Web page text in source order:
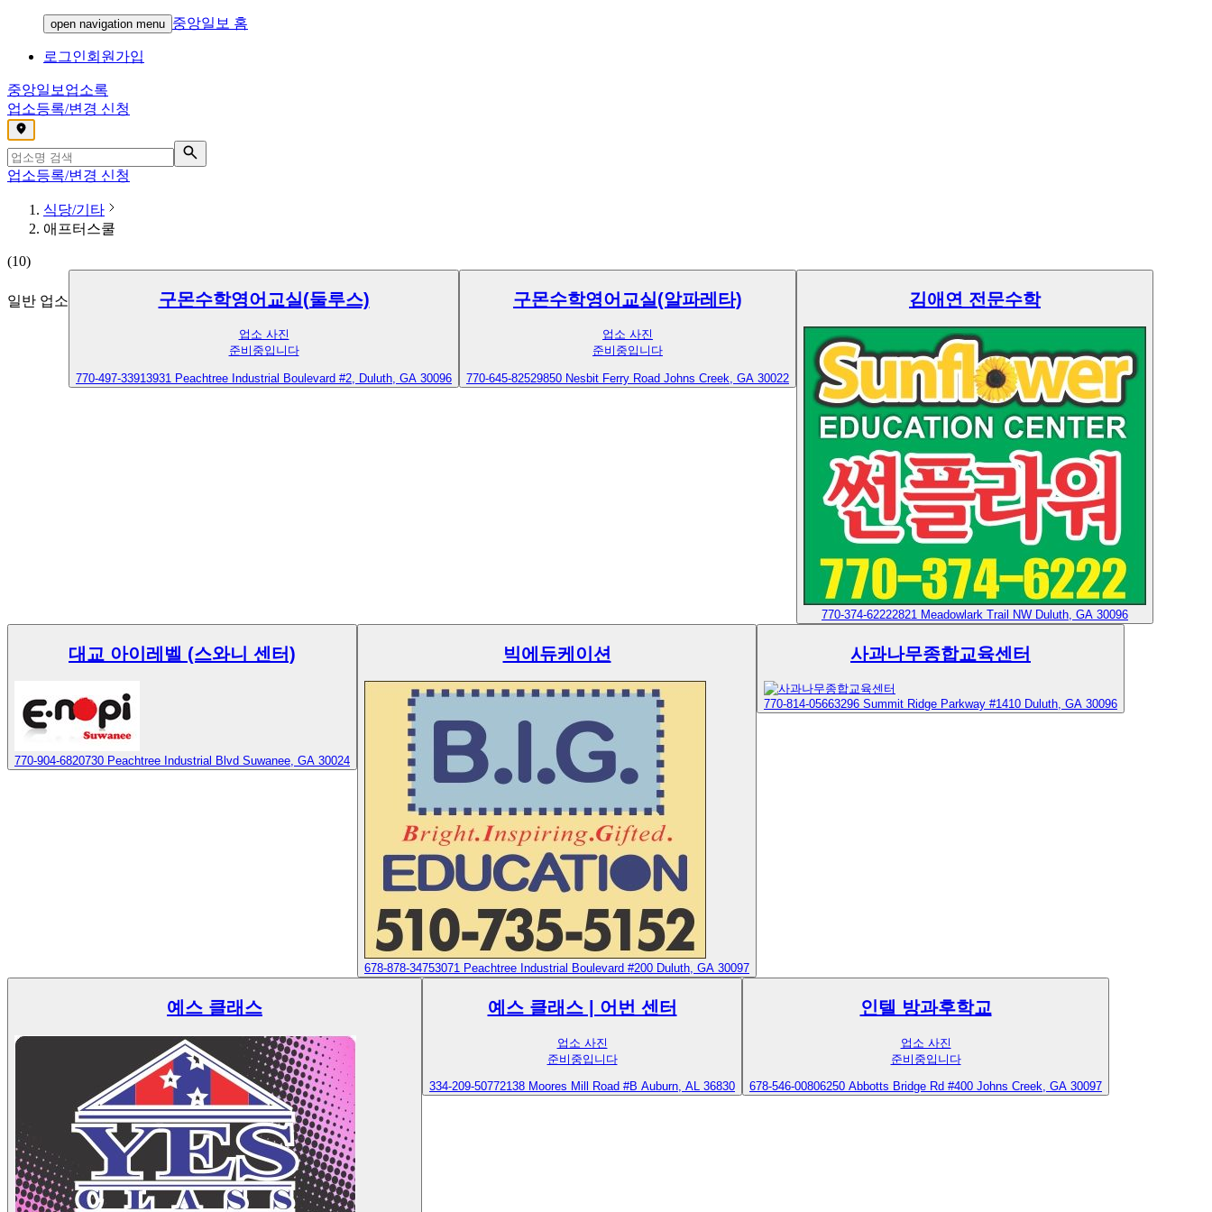
open navigation menu 중앙일보 홈
로그인회원가입
중앙일보 업소록
업소등록/변경 신청
,
업소등록/변경 신청
식당/기타
애프터스쿨
(10)
일반 업소 구몬수학영어교실(둘루스)
업소 사진
준비중입니다
770-497-33913931 Peachtree Industrial Boulevard #2, Duluth, GA 30096
구몬수학영어교실(알파레타)
업소 사진
준비중입니다
770-645-82529850 Nesbit Ferry Road Johns Creek, GA 30022
김애연 전문수학
770-374-62222821 Meadowlark Trail NW Duluth, GA 30096
대교 아이레벨 (스와니 센터)
770-904-6820730 Peachtree Industrial Blvd Suwanee, GA 30024
빅에듀케이션
678-878-34753071 Peachtree Industrial Boulevard #200 Duluth, GA 30097
사과나무종합교육센터
770-814-05663296 Summit Ridge Parkway #1410 Duluth, GA 30096
예스 클래스 예스 클래스 | 어번 센터
업소 사진
준비중입니다
334-209-50772138 Moores Mill Road #B Auburn, AL 36830
인텔 방과후학교
업소 사진
준비중입니다
678-546-00806250 Abbotts Bridge Rd #400 Johns Creek, GA 30097